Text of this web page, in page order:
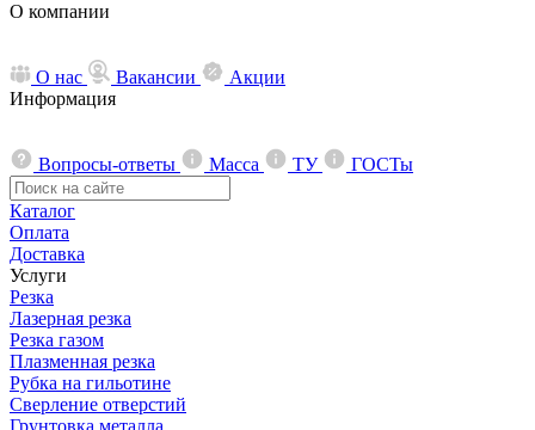
О компании
О нас Вакансии
Акции
Информация
Вопросы-ответы Масса ТУ ГОСТы
Каталог
Оплата
Доставка
Услуги
Резка
Лазерная резка
Резка газом
Плазменная резка
Рубка на гильотине
Сверление отверстий
Грунтовка металла